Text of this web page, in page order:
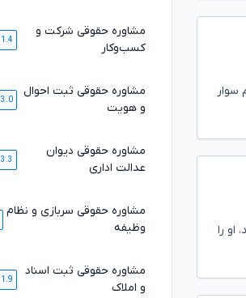
سوار
او را
مشاوره حقوقی شرکت و
کسب‌وکار
1.4 هزار
مشاوره حقوقی ثبت احوال
و هویت
3.0 هزار
مشاوره حقوقی دیوان
عدالت اداری
3.3 هزار
مشاوره حقوقی سربازی و نظام
وظیفه
مشاوره حقوقی ثبت اسناد
و املاک
1.9 هزار